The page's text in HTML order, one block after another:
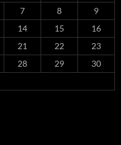
7 8
9
14 15
16
21 22
23
28 29
30